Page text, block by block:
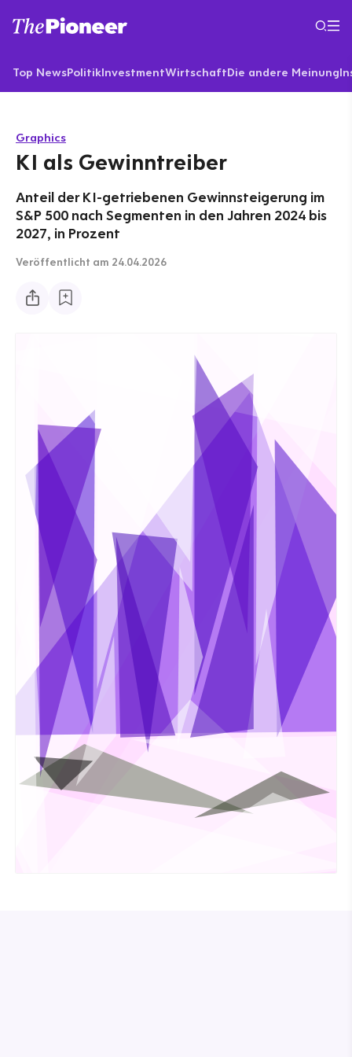
Top NewsPolitikInvestmentWirtschaftDie andere Meinung
Graphics
KI als Gewinntreiber
Anteil der KI-getriebenen Gewinnsteigerung im
S&P 500 nach Segmenten in den Jahren 2024 bis
2027, in Prozent
Veröffentlicht am 24.04.2026